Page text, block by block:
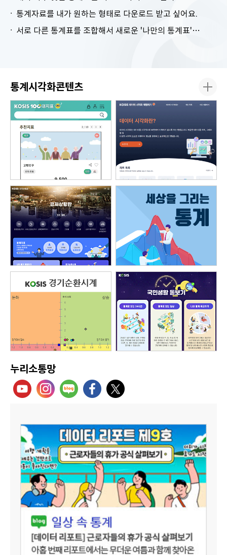
통계자료를 내가 원하는 형태로 다운로드 받고 싶어요.
서로 다른 통계표를 조합해서 새로운 '나만의 통계표'를 만들고 싶어요.
통계시각화콘텐츠
누리소통망